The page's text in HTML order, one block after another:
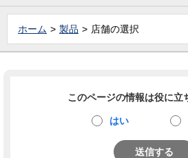
ホーム 製品 店舗の選択
このページの情報は役に立
はい
送信する